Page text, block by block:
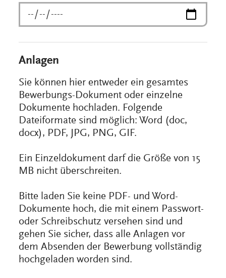
Anlagen
Sie können hier entweder ein gesamtes
Bewerbungs-Dokument oder einzelne
Dokumente hochladen. Folgende
Dateiformate sind möglich: Word (doc,
docx), PDF, JPG, PNG, GIF.
Ein Einzeldokument darf die Größe von 15
MB nicht überschreiten.
Bitte laden Sie keine PDF- und Word-
Dokumente hoch, die mit einem Passwort-
oder Schreibschutz versehen sind und
gehen Sie sicher, dass alle Anlagen vor
dem Absenden der Bewerbung vollständig
hochgeladen worden sind.